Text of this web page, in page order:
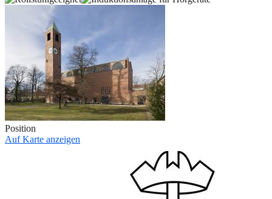
Position
Auf Karte anzeigen